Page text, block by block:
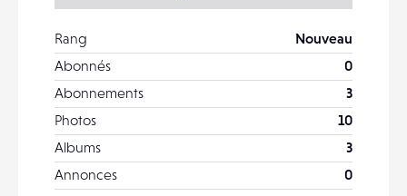
Rang
Nouveau
Abonnés
0
Abonnements
3
Photos
10
Albums
3
Annonces
0